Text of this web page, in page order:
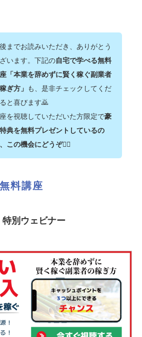
までお読みいただき、ありがとう
います。下記の自宅で学べる無料
「本業を辞めずに賢く稼ぐ副業者
ぎ方」 も、是非チェックしてくだ
と喜びます🙇‍
を視聴していただいた方限定で豪
典を無料プレゼントしているの
この機会にどうぞ💁‍♂️
料講座
別ウェビナー